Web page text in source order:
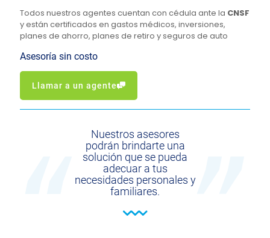
Todos nuestros agentes cuentan con cédula ante la CNSF
y están certificados en gastos médicos, inversiones,
planes de ahorro, planes de retiro y seguros de auto
Asesoría sin costo
Llamar a un agente
Nuestros asesores
podrán brindarte una
solución que se pueda
adecuar a tus
necesidades personales y
familiares.